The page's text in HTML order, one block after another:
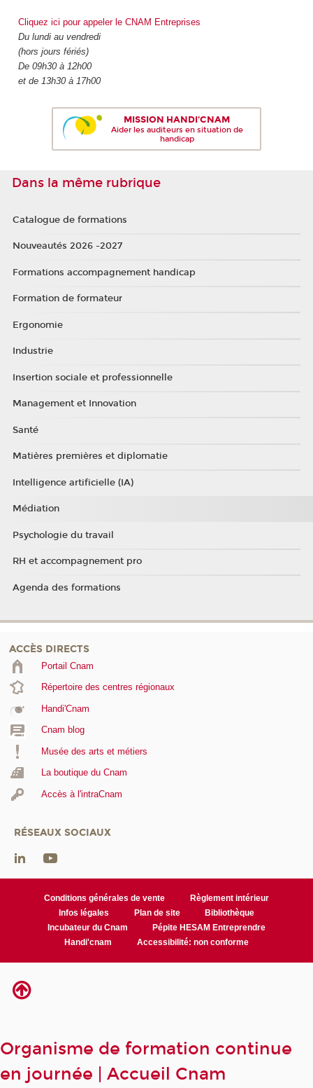
Cliquez ici pour appeler le CNAM Entreprises
Du lundi au vendredi
(hors jours fériés)
De 09h30 à 12h00
et de 13h30 à 17h00
MISSION HANDI'CNAM
Aider les auditeurs en situation de
handicap
Dans la même rubrique
Catalogue de formations
Nouveautés 2026 -2027
Formations accompagnement handicap
Formation de formateur
Ergonomie
Industrie
Insertion sociale et professionnelle
Management et Innovation
Santé
Matières premières et diplomatie
Intelligence artificielle (IA)
Médiation
Psychologie du travail
RH et accompagnement pro
Agenda des formations
ACCÈS DIRECTS
Portail Cnam
Répertoire des centres régionaux
Handi'Cnam
Cnam blog
Musée des arts et métiers
La boutique du Cnam
Accès à l'intraCnam
RÉSEAUX SOCIAUX
Conditions générales de vente
Règlement intérieur
Infos légales
Plan de site
Bibliothèque
Incubateur du Cnam
Pépite HESAM Entreprendre
Handi'cnam
Accessibilité: non conforme
Organisme de formation continue
en journée | Accueil Cnam